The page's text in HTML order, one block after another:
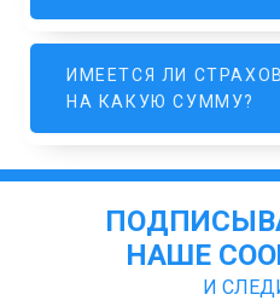
ИМЕЕТСЯ ЛИ
НА КАКУЮ СУММУ?
НАШЕ
И